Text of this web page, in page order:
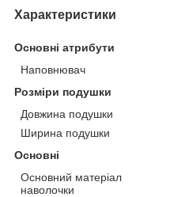
Характеристики
Основні атрибути
Наповнювач
Розміри подушки
Довжина подушки
Ширина подушки
Основні
Основний матеріал
наволочки